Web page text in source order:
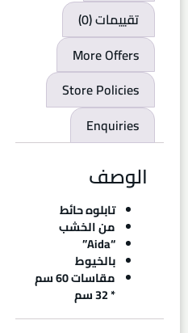
تقييمات (0)
More Offers
Store Policies
Enquiries
الوصف
تابلوه حائط
من الخشب
“Aida”
بالخيوط
مقاسات 60 سم
* 32 سم